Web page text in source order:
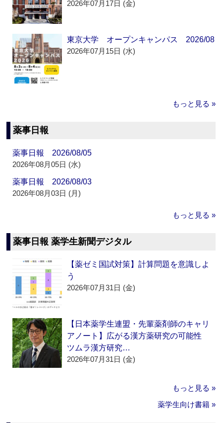
2026年07月17日 (金)
東京大学 オープンキャンパス 2026/08
2026年07月15日 (水)
もっと見る »
薬事日報
薬事日報 2026/08/05
2026年08月05日 (水)
薬事日報 2026/08/03
2026年08月03日 (月)
もっと見る »
薬事日報 薬学生新聞デジタル
【薬ゼミ国試対策】計算問題を意識しよ
う
2026年07月31日 (金)
【日本薬学生連盟・先輩薬剤師のキャリ
アノート】広がる漢方薬研究の可能性
ツムラ漢方研究…
2026年07月31日 (金)
もっと見る »
薬学生向け書籍 »